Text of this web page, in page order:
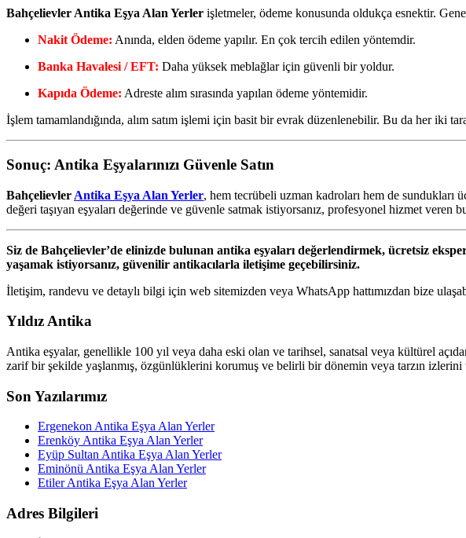
Bahçelievler Antika Eşya Alan Yerler işletmeler, ödeme konusunda oldukça esnektir.
Nakit Ödeme: Anında, elden ödeme yapılır. En çok tercih edilen yöntemdir.
Banka Havalesi / EFT: Daha yüksek meblağlar için güvenli bir yoldur.
Kapıda Ödeme: Adreste alım sırasında yapılan ödeme yöntemidir.
İşlem tamamlandığında, alım satım işlemi için basit bir evrak düzenlenebilir. Bu da her iki
Sonuç: Antika Eşyalarınızı Güvenle Satın
Bahçelievler Antika Eşya Alan Yerler, hem tecrübeli uzman kadroları hem de
değeri taşıyan eşyaları değerinde ve güvenle satmak istiyorsanız, profesyonel hizmet veren
Siz de Bahçelievler’de elinizde bulunan antika eşyaları değerlendirmek, ücretsiz
yaşamak istiyorsanız, güvenilir antikacılarla iletişime geçebilirsiniz.
İletişim, randevu ve detaylı bilgi için web sitemizden veya WhatsApp hattımızdan bize
Yıldız Antika
Antika eşyalar, genellikle 100 yıl veya daha eski olan ve tarihsel, sanatsal veya kültürel
zarif bir şekilde yaşlanmış, özgünlüklerini korumuş ve belirli bir dönemin veya tarzın izlerini
Son Yazılarımız
Ergenekon Antika Eşya Alan Yerler
Erenköy Antika Eşya Alan Yerler
Eyüp Sultan Antika Eşya Alan Yerler
Eminönü Antika Eşya Alan Yerler
Etiler Antika Eşya Alan Yerler
Adres Bilgileri